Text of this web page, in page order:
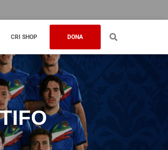
CRI SHOP DONA